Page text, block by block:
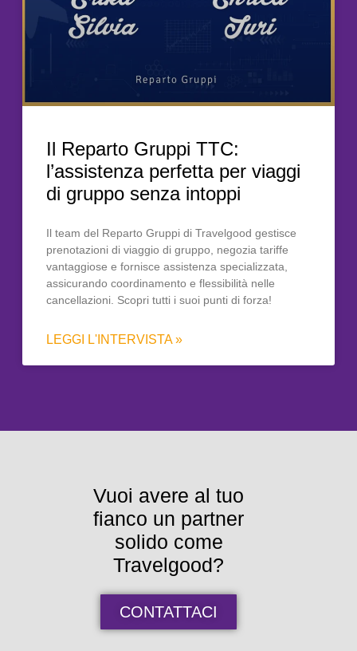
Il Reparto Gruppi TTC:
l’assistenza perfetta per viaggi
di gruppo senza intoppi
Il team del Reparto Gruppi di Travelgood gestisce
prenotazioni di viaggio di gruppo, negozia tariffe
vantaggiose e fornisce assistenza specializzata,
assicurando coordinamento e flessibilità nelle
cancellazioni. Scopri tutti i suoi punti di forza!
LEGGI L'INTERVISTA »
Vuoi avere al tuo
fianco un partner
solido come
Travelgood?
CONTATTACI